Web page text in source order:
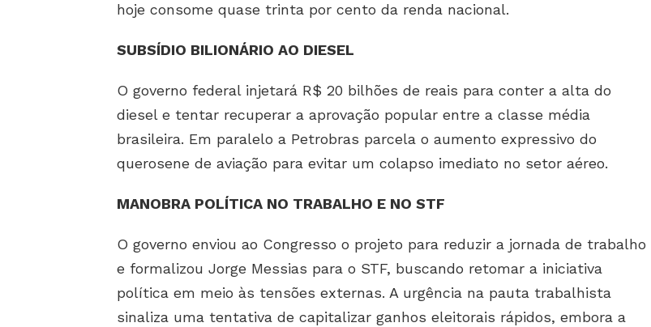
hoje consome quase trinta por cento da renda nacional.
SUBSÍDIO BILIONÁRIO AO DIESEL
O governo federal injetará R$ 20 bilhões de reais para conter a alta do
diesel e tentar recuperar a aprovação popular entre a classe média
brasileira. Em paralelo a Petrobras parcela o aumento expressivo do
querosene de aviação para evitar um colapso imediato no setor aéreo.
MANOBRA POLÍTICA NO TRABALHO E NO STF
O governo enviou ao Congresso o projeto para reduzir a jornada de trabalho
e formalizou Jorge Messias para o STF, buscando retomar a iniciativa
política em meio às tensões externas. A urgência na pauta trabalhista
sinaliza uma tentativa de capitalizar ganhos eleitorais rápidos, embora a